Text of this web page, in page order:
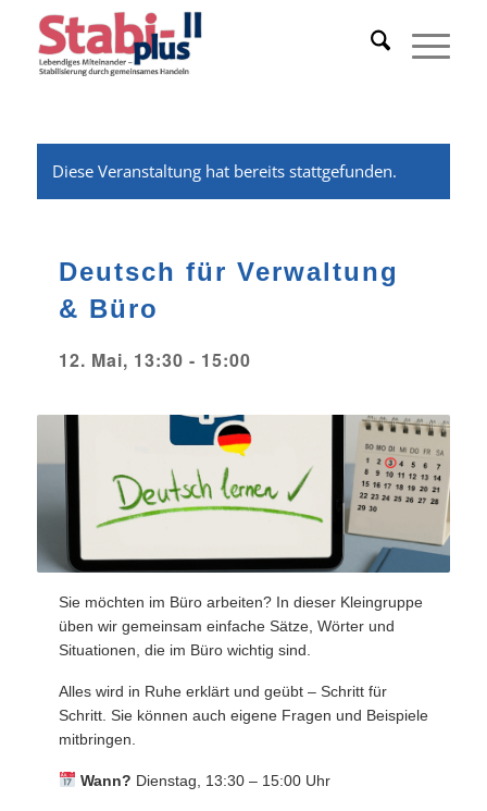
Diese Veranstaltung hat bereits stattgefunden.
Deutsch für Verwaltung
& Büro
12. Mai, 13:30 - 15:00
Sie möchten im Büro arbeiten? In dieser Kleingruppe
üben wir gemeinsam einfache Sätze, Wörter und
Situationen, die im Büro wichtig sind.
Alles wird in Ruhe erklärt und geübt – Schritt für
Schritt. Sie können auch eigene Fragen und Beispiele
mitbringen.
Wann? Dienstag, 13:30 – 15:00 Uhr